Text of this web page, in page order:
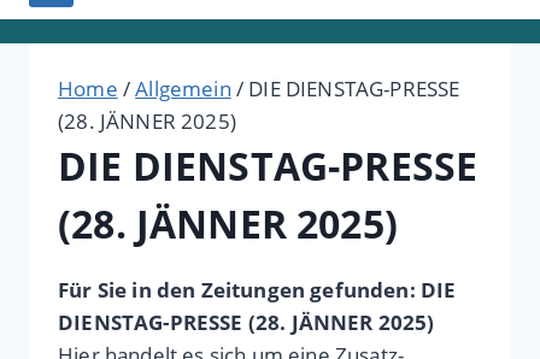
Home /Allgemein / DIE DIENSTAG-PRESSE
(28. JÄNNER 2025)
DIE DIENSTAG-PRESSE
(28. JÄNNER 2025)
Für Sie in den Zeitungen gefunden: DIE
DIENSTAG-PRESSE (28. JÄNNER 2025)